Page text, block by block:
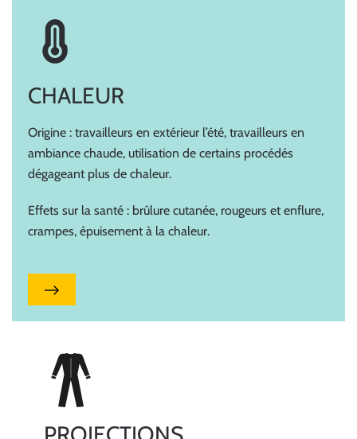
CHALEUR
Origine : travailleurs en extérieur l’été, travailleurs en
ambiance chaude, utilisation de certains procédés
dégageant plus de chaleur.
Effets sur la santé : brûlure cutanée, rougeurs et enflure,
crampes, épuisement à la chaleur.